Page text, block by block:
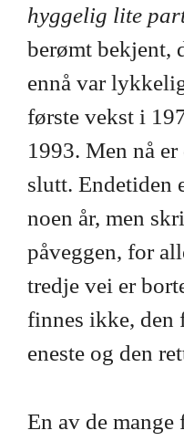
hyggelig lite
berømt bekjent,
ennå var
første vekst i
1993. Men nå
slutt. Endetiden
noen år, men
påveggen, for
tredje vei er
finnes ikke, den
eneste og den
En av de